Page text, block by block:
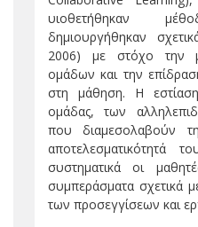
υιοθετήθηκαν
δημιουργήθηκαν
2006) με στόχο την
ομάδων και την
στη μάθηση. Η
ομάδας, των
που διαμεσολαβούν
αποτελεσματικότητά
συστηματικά οι
συμπεράσματα σχετικά
των προσεγγίσεων και